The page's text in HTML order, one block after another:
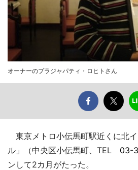
オーナーのプラジャパティ・ロヒトさん
東京メトロ小伝馬町駅近くに北
ル」（中央区小伝馬町、TEL 03-
ンして2カ月がたった。